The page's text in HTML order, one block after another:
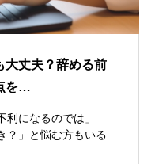
大丈夫？辞める前
を…
利になるのでは」
？」と悩む方もいる